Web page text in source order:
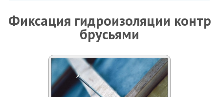
Фиксация гидроизоляции контр
брусьями